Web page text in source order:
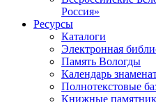
Россия»
Ресурсы
Каталоги
Электронная
Память Вологды
Календарь
Полнотекстовые
Книжные